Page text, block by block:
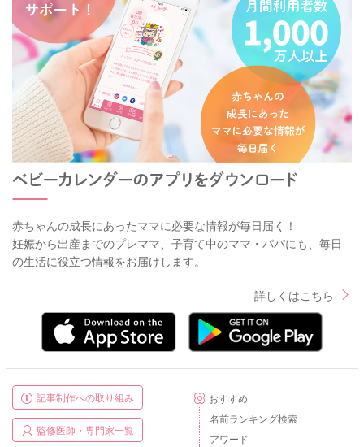
赤ちゃんの成長にあったママに必要な情報が毎日届く！
妊娠から出産までのプレママ、子育て中のママ・パパにも、毎日
の生活に役立つ情報をお届けします。
詳しくはこちら
記事制作への取り組み
監修医師・専門家一覧
おすすめ
名前ランキング検索
アワード